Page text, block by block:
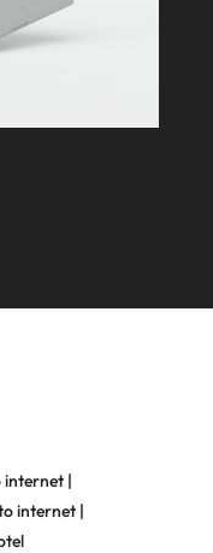
internet |
internet |